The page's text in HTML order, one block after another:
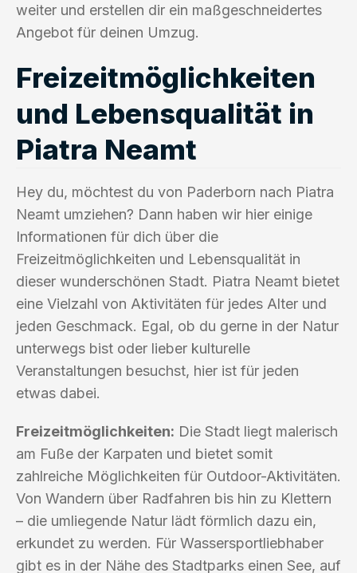
weiter und erstellen dir ein maßgeschneidertes
Angebot für deinen Umzug.
Freizeitmöglichkeiten
und Lebensqualität in
Piatra Neamt
Hey du, möchtest du von Paderborn nach Piatra
Neamt umziehen? Dann haben wir hier einige
Informationen für dich über die
Freizeitmöglichkeiten und Lebensqualität in
dieser wunderschönen Stadt. Piatra Neamt bietet
eine Vielzahl von Aktivitäten für jedes Alter und
jeden Geschmack. Egal, ob du gerne in der Natur
unterwegs bist oder lieber kulturelle
Veranstaltungen besuchst, hier ist für jeden
etwas dabei.
Freizeitmöglichkeiten: Die Stadt liegt malerisch
am Fuße der Karpaten und bietet somit
zahlreiche Möglichkeiten für Outdoor-Aktivitäten.
Von Wandern über Radfahren bis hin zu Klettern
– die umliegende Natur lädt förmlich dazu ein,
erkundet zu werden. Für Wassersportliebhaber
gibt es in der Nähe des Stadtparks einen See, auf